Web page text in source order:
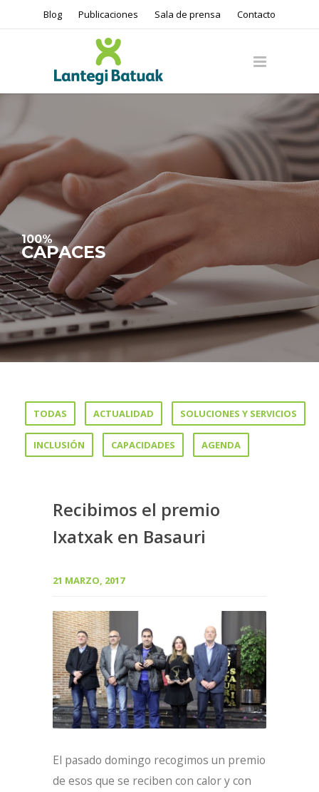
Blog Publicaciones Sala de prensa Contacto
100%
CAPACES
TODAS ACTUALIDAD SOLUCIONES Y SERVICIOS
INCLUSIÓN CAPACIDADES AGENDA
Recibimos el premio
Ixatxak en Basauri
21 MARZO, 2017
El pasado domingo recogimos un premio
de esos que se reciben con calor y con